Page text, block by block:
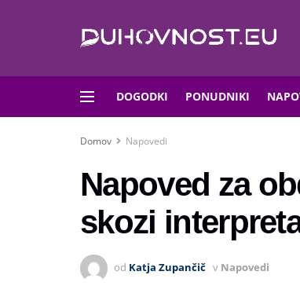
DOGODKI PONUDNIKI
Domov Napovedi
Napoved za
skozi
od Katja Zupančič v Napovedi